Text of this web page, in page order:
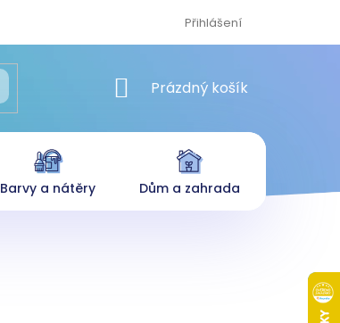
Přihlášení
NÁKUPNÍ KOŠÍK
Prázdný košík
Barvy a nátěry Dům a zahrada